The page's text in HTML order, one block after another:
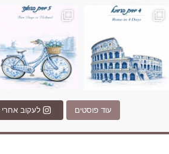
Instagram post
post 17994326828955248
עוד פוסטים לעקוב